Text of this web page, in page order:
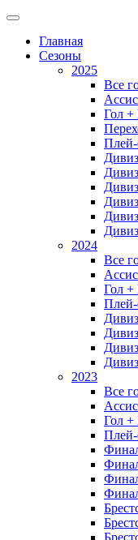
Главная
Сезоны
2025
Все
Гол +
2024
Все
Гол +
2023
Все
Гол +